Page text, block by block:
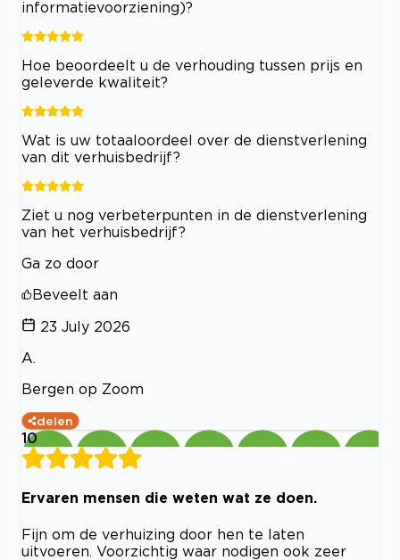
informatievoorziening)?
Hoe beoordeelt u de verhouding tussen prijs en
geleverde kwaliteit?
Wat is uw totaaloordeel over de dienstverlening
van dit verhuisbedrijf?
Ziet u nog verbeterpunten in de dienstverlening
van het verhuisbedrijf?
Ga zo door
Beveelt aan
23 July 2026
A.
Bergen op Zoom
delen
10
Ervaren mensen die weten wat ze doen.
Fijn om de verhuizing door hen te laten
uitvoeren. Voorzichtig waar nodigen ook zeer